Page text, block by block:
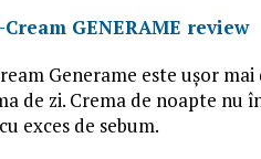
Generame este uşor
de zi. Crema de noapte nu
exces de sebum.